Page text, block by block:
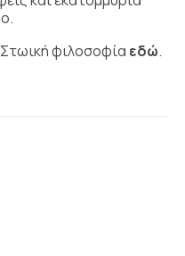
φιλοσοφία εδώ.